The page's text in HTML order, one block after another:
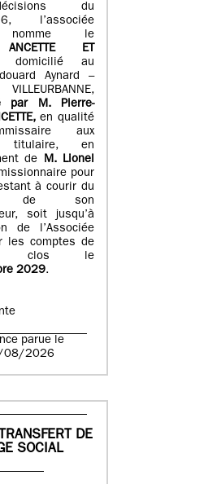
du
l’associée
nomme le
ANCETTE ET
domicilié au
Aynard –
par M.Pierre-
en qualité
aux
titulaire, en
de M.Lionel
pour
à courir du
de son
soit jusqu’à
de l’Associée
les comptes de
clos le
2029.
parue le
08/2026
DE
SOCIAL